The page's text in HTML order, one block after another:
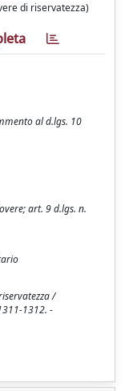
di riservatezza)
al d.lgs. 10
art. 9 d.lgs. n.
/
1312. -